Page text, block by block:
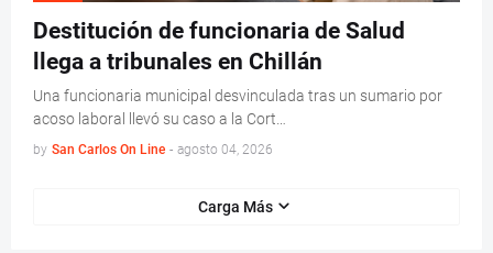
Destitución de funcionaria de Salud
llega a tribunales en Chillán
Una funcionaria municipal desvinculada tras un sumario por
acoso laboral llevó su caso a la Cort…
by San Carlos On Line - agosto 04, 2026
Carga Más